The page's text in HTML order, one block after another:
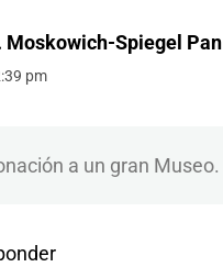
Moskowich-Spiegel Pan
pm
a un gran Museo.